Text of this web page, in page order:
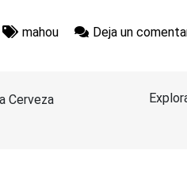
mahou Deja un
Cerveza